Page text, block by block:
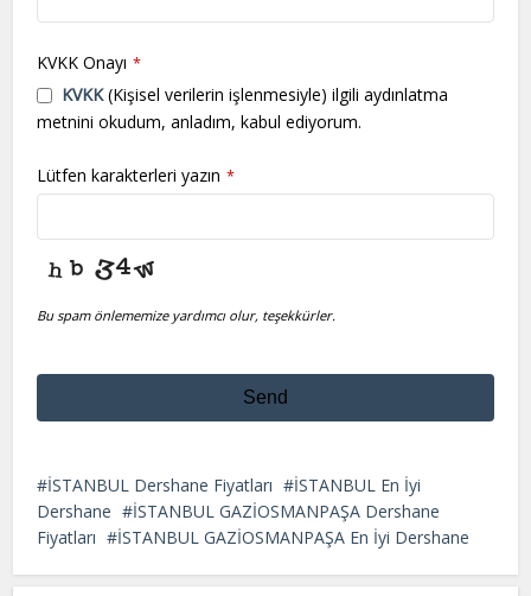
KVKK Onayı *
KVKK(Kişisel verilerin işlenmesiyle) ilgili aydınlatma
metnini okudum, anladım, kabul ediyorum.
Lütfen karakterleri yazın *
Bu spam önlememize yardımcı olur, teşekkürler.
Send
field
should
be
blank
İSTANBUL Dershane Fiyatları
İSTANBUL En İyi
Dershane
İSTANBUL GAZİOSMANPAŞA Dershane
Fiyatları
İSTANBUL GAZİOSMANPAŞA En İyi Dershane